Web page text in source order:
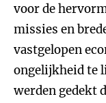
voor de
missies en
vastgelopen
ongelijkheid te
werden gedekt